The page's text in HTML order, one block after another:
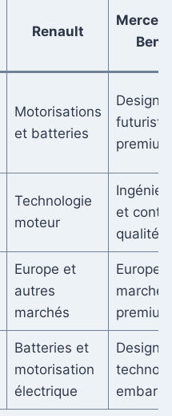
Renault
Benz
Motorisations
et batteries
Design
premium
Technologie
moteur
et
qualité
Europe et
autres
marchés
Europe
marchés
premium
Batteries et
motorisation
électrique
Design